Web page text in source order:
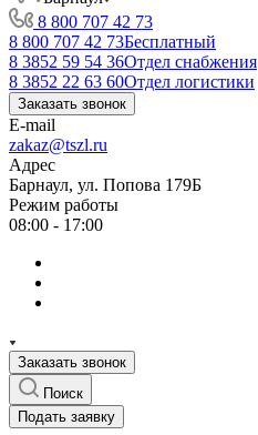
8 800 707 42 73
8 800 707 42 73Бесплатный
8 3852 59 54 36Отдел снабжения
8 3852 22 63 60Отдел логистики
Заказать звонок
E-mail
zakaz@tszl.ru
Адрес
Барнаул, ул. Попова 179Б
Режим работы
08:00 - 17:00
Заказать звонок
Поиск
Подать заявку